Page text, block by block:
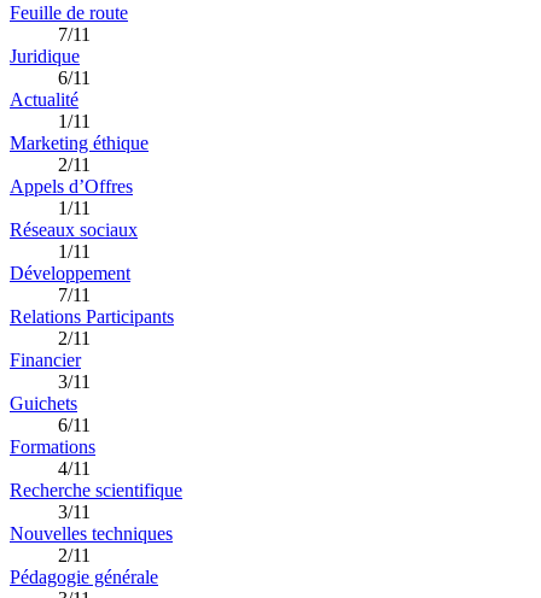
Feuille de route
7/11
Juridique
6/11
Actualité
1/11
Marketing éthique
2/11
Appels d’Offres
1/11
Réseaux sociaux
1/11
Développement
7/11
Relations Participants
2/11
Financier
3/11
Guichets
6/11
Formations
4/11
Recherche scientifique
3/11
Nouvelles techniques
2/11
Pédagogie générale